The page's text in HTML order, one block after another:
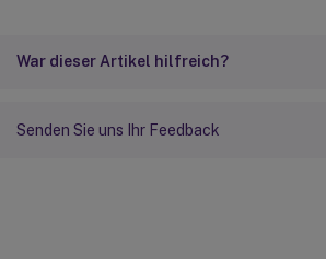
War dieser Artikel hilfreich?
Senden Sie uns Ihr Feedback